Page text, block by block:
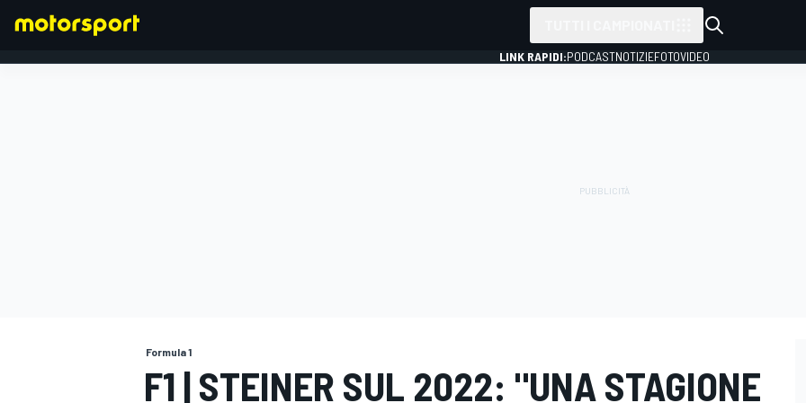
LINK RAPIDI:PODCASTNOTIZIEFOTOVIDEO
Formula 1
F1 | STEINER SUL 2022: "UNA STAGIONE